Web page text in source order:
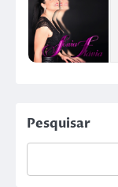
Pesquisar